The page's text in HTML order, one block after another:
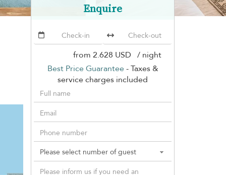
Enquire
from 2.628 USD / night
Best Price Guarantee - Taxes &
service charges included